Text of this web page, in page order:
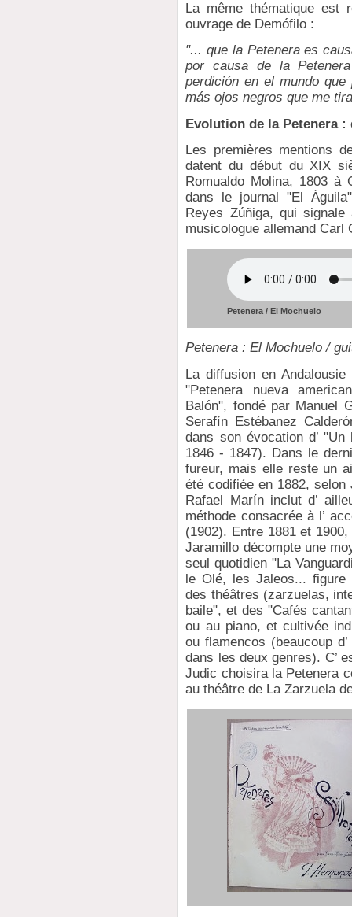
La même thématique est
ouvrage de Demófilo :
"... que la Petenera es
por causa de la
perdición en el mundo
más ojos negros que me
Evolution de la Petenera :
Les premières mentions
datent du début du XIX
Romualdo Molina, 1803 à
dans le journal "El
Reyes Zúñiga, qui
musicologue allemand Carl
Petenera / El Mochuelo
Petenera : El Mochuelo /
La diffusion en
"Petenera nueva
Balón", fondé par Manuel
Serafín Estébanez
dans son évocation d’
1846 - 1847). Dans le
fureur, mais elle reste un
été codifiée en 1882,
Rafael Marín inclut d’
méthode consacrée à l’
(1902). Entre 1881 et
Jaramillo décompte une
seul quotidien "La
le Olé, les Jaleos... figure
des théâtres (zarzuelas,
baile", et des "Cafés
ou au piano, et cultivée
ou flamencos (beaucoup
dans les deux genres). C’
Judic choisira la Petenera
au théâtre de La Zarzuela